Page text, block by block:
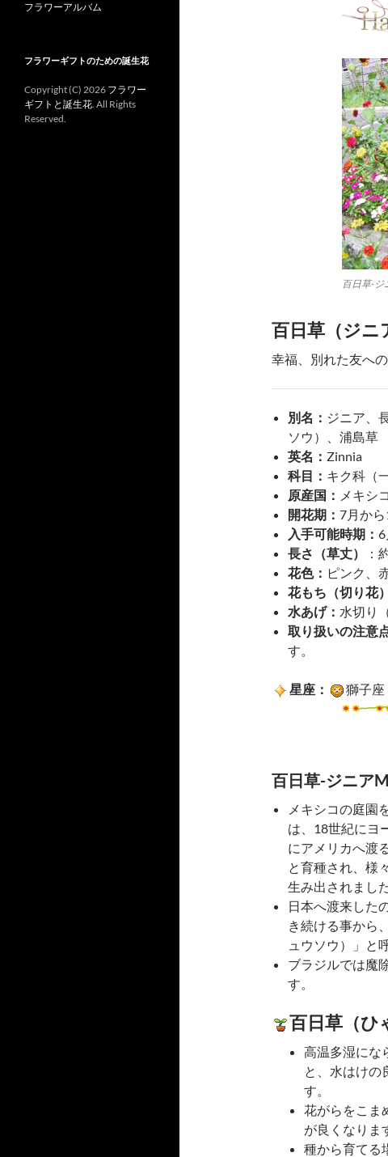
百日草-ジ
百日草（ジニ
幸福、別れた友へ
別名： ジニア、
ソウ）、浦島草
英名： Zinnia
科目： キク科（
原産国： メキシコ
開花期： 7月か
入手可能時期： 6
長さ（草丈）
：
花色： ピンク、
花もち（切り花
水あげ： 水切り
取り扱いの注意
す。
星座： 獅子座
百日草-ジニア
メキシコの庭園
は、18世紀にヨ
にアメリカへ渡
と育種され、様
生み出されました
日本へ渡来した
き続ける事から
ュウソウ）」と
ブラジルでは魔
す。
百日草（ひ
高温多湿にな
と、水はけの
す。
花がらをこま
が良くなりま
種から育てる
フラワーアルバム
フラワーギフトのための誕生花
Copyright (C) 2026 フラワー
ギフトと誕生花. All Rights
Reserved.